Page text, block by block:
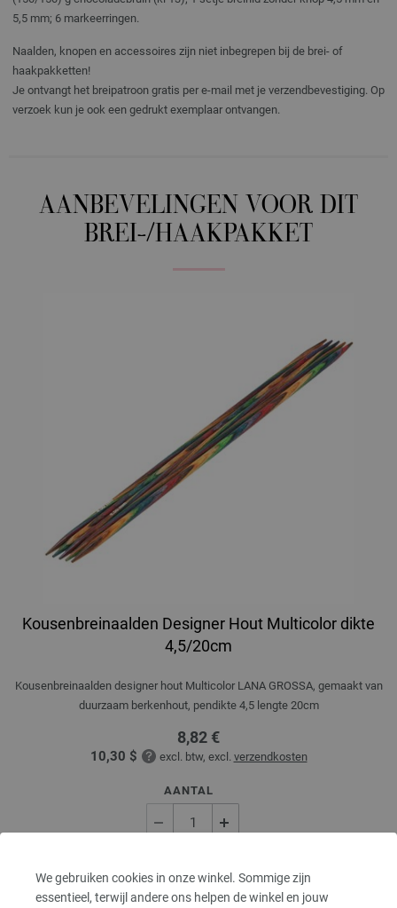
We gebruiken cookies in onze winkel. Sommige zijn
essentieel, terwijl andere ons helpen de winkel en jouw
5,5 mm; 6 markeerringen.
Naalden, knopen en accessoires zijn niet inbegrepen bij de brei- of
haakpakketten!
Je ontvangt het breipatroon gratis per e-mail met je verzendbevestiging. Op
verzoek kun je ook een gedrukt exemplaar ontvangen.
AANBEVELINGEN VOOR DIT
BREI-/HAAKPAKKET
Kousenbreinaalden Designer Hout Multicolor dikte
4,5/20cm
Kousenbreinaalden designer hout Multicolor LANA GROSSA, gemaakt van
duurzaam berkenhout, pendikte 4,5 lengte 20cm
8,82 €
10,30 $ excl. btw, excl. verzendkosten
AANTAL
IN MIJN WINKELMANDJE